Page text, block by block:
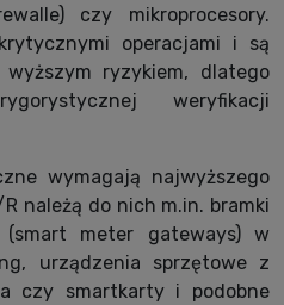
czy mikroprocesory.
operacjami i są
ryzykiem, dlatego
weryfikacji
wymagają najwyższego
należą do nich m.in. bramki
meter gateways) w
urządzenia sprzętowe z
czy smartkarty i podobne